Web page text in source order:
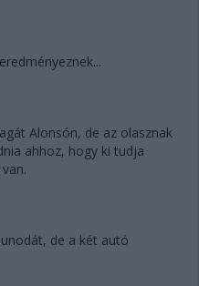
Alonsón, de az olasznak
ahhoz, hogy ki tudja
de a két autó